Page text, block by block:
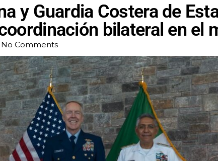
y Guardia Costera de
bilateral en el
No Comments